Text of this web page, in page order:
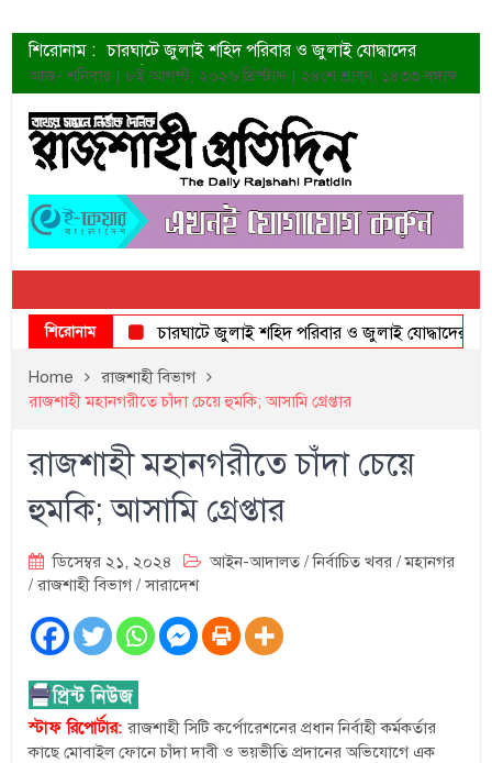
শিরোনাম : চারঘাটে জুলাই শহিদ পরিবার ও জুলাই যোদ্ধাদের
সংবর্ধনা
শহীদদের প্রত্যাশা এখনো পূরণ হয়নি: ডা. শফিকুর রহমান
ত্বক ভালো রাখতে যে ৫ কাজ করবেন
জুলাই স্মৃতি জাদুঘরের দুয়ার খুলেছে উদ্বোধন করলেন
প্রধানমন্ত্রী
শাহরুখের নতুন সিনেমার লুক
কোয়ার্টার ফাইনালে নেইমারের দুর্দান্ত অ্যাসিস্টে সান্তোস
ডেনিস লিয়ামিন রাশিয়ার ড্রোন বাহিনীর প্রধান হলেন
জুলাই শহিদদের আত্মত্যাগ জাতি চিরকাল শ্রদ্ধার সাথে
আজ- শনিবার | ৮ই আগস্ট, ২০২৬ খ্রিস্টাব্দ | ২৪শে শ্রাবণ, ১৪৩৩ বঙ্গাব্দ
শিরোনাম চারঘাটে জুলাই শহিদ পরিবার ও জুলাই যোদ্ধাদের সংবর্ধনা
Home
রাজশাহী বিভাগ
রাজশাহী মহানগরীতে চাঁদা চেয়ে হুমকি; আসামি গ্রেপ্তার
রাজশাহী মহানগরীতে চাঁদা চেয়ে
হুমকি; আসামি গ্রেপ্তার
ডিসেম্বর ২১, ২০২৪ আইন-আদালত /নির্বাচিত খবর /মহানগর
/রাজশাহী বিভাগ/সারাদেশ
স্টাফ রিপোর্টার:রাজশাহী সিটি কর্পোরেশনের প্রধান নির্বাহী কর্মকর্তার
কাছে মোবাইল ফোনে চাঁদা দাবী ও ভয়ভীতি প্রদানের অভিযোগে এক